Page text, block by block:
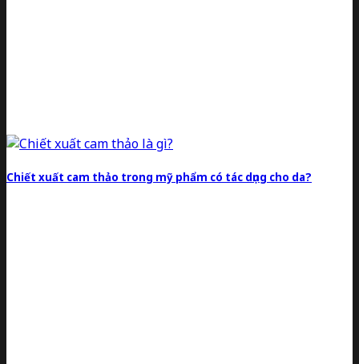
Chiết xuất cam thảo trong mỹ phẩm có tác dụng cho da?